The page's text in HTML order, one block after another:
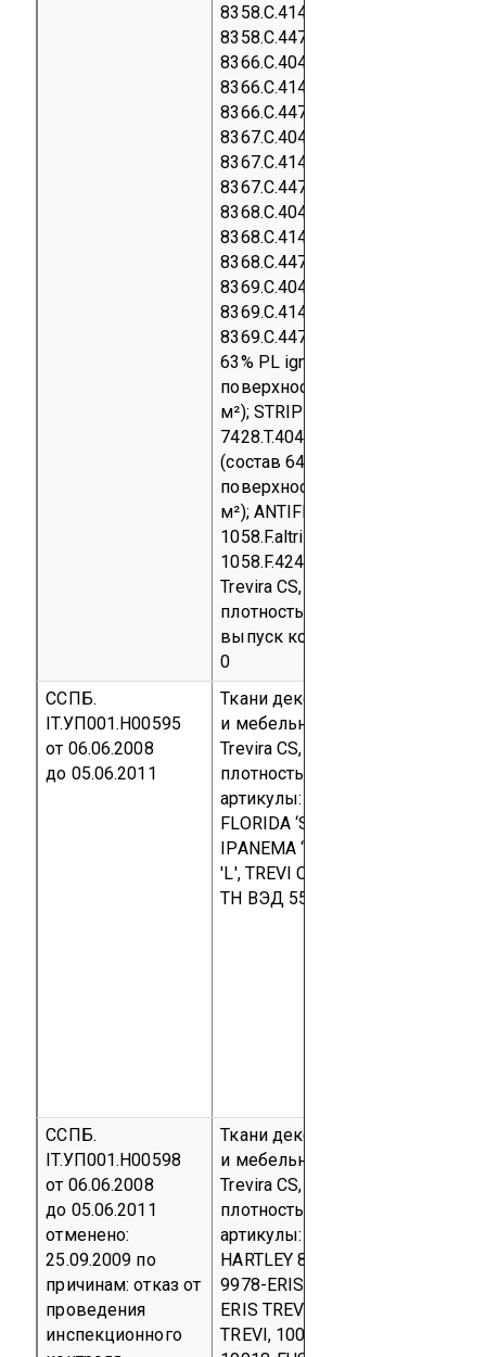
8358.C.414, 8358.C.439,
8358.C.447, 8358.C.458,
8366.C.404, 8366.C.406,
8366.C.414, 8366.C.439,
8366.C.447, 8366.C.458,
8367.C.404, 8367.C.406,
8367.C.414, 8367.C.439,
8367.C.447, 8367.C.458,
8368.C.404, 8368.C.406,
8368.C.414, 8368.C.439,
8368.C.447, 8368.C.458,
8369.C.404, 8369.C.406,
8369.C.414, 8369.C.439,
8369.C.447, 8369.C.458 (состав
63% PL ignif., 37% PL,
поверхностная плотность 88,8
м²); STRIPES артикулы
7428.T.404, 7428.T.416, 7428.T.466
(состав 64% PL FR, 36% PL,
поверхностная плотность 186,8
м²); ANTIFIAMMA артикулы
1058.F.altri colori,
1058.F.424/450/456 (состав 64%
Trevira CS, 36% PL,
плотность 206,0 г/м²)
выпуск код ТН ВЭД 5804 10
0
ССПБ.
IT.УП001.Н00595
от 06.06.2008
до 05.06.2011
Ткани декоративные
и мебельные (состав 100% PL
Trevira CS, поверхностная
плотность (230 - 450)±5% г/м²)
артикулы: ADRIA, BINGO ELAST,
FLORIDA ‘S’, GEMMA ‘S’, GIGLIO
IPANEMA ‘D’, MANTO, NEMI,
'L', TREVIСерийный выпуск
ТН ВЭД 5512 19 900 0
ССПБ.
IT.УП001.Н00598
от 06.06.2008
до 05.06.2011
отменено:
25.09.2009 по
причинам: отказ от
проведения
инспекционного
Ткани декоративные
и мебельные (состав 100%
Trevira CS, поверхностная
плотность 140 - 370 г/м²)
артикулы: 9520-CEYLON TREVI
HARTLEY 8, 10013-ERIS 2 TREVI,
9978-ERIS SILENO TREVI, 9967-
ERIS TREVI, 10017-FUSION 2
TREVI, 10014-FUSION 3 TREVI,